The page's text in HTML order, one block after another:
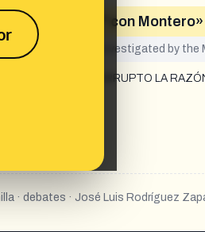
a mano" con Montero»
has not yet been investigated by the
EN ANDALUCIA CORRUPTO LA
· debates · José Luis Rodríguez